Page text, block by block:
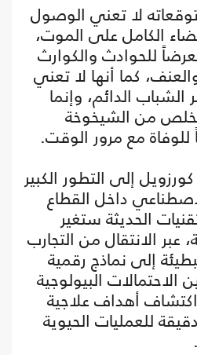
لا تعني الوصول
الكامل على الموت،
للحوادث والكوارث
كما أنها لا تعني
الدائم، وإنما
من الشيخوخة
للوفاة مع مرور الوقت.
إلى التطور الكبير
داخل القطاع
الحديثة ستغير
عبر الانتقال من التجارب
إلى نماذج رقمية
البيولوجية
أهداف علاجية
للعمليات الحيوية